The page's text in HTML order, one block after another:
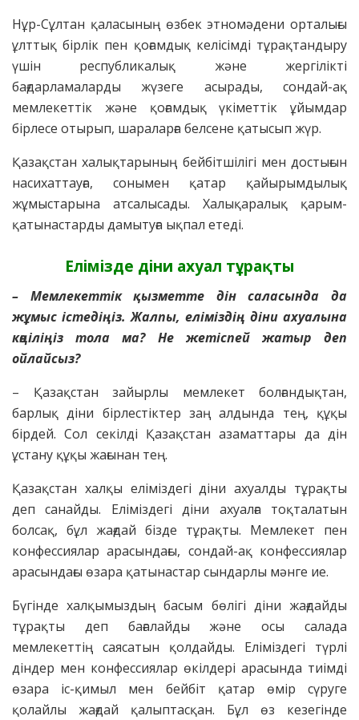
Нұр-Сұлтан қаласының өзбек этномәдени орталығы
ұлттық бірлік пен қоғамдық келісімді тұрақтандыру
үшін республикалық және жергілікті
бағдарламаларды жүзеге асырады, сондай-ақ
мемлекеттік және қоғамдық үкіметтік ұйымдар
бірлесе отырып, шараларға белсене қатысып жүр.
Қазақстан халықтарының бейбітшілігі мен достығын
насихаттауға, сонымен қатар қайырымдылық
жұмыстарына атсалысады. Халықаралық қарым-
қатынастарды дамытуға ықпал етеді.
Елімізде діни ахуал тұрақты
– Мемлекеттік қызметте дін саласында да
жұмыс істедіңіз. Жалпы, еліміздің діни ахуалына
көңіліңіз тола ма? Не жетіспей жатыр деп
ойлайсыз?
– Қазақстан зайырлы мемлекет болғандықтан,
барлық діни бірлестіктер заң алдында тең, құқы
бірдей. Сол секілді Қазақстан азаматтары да дін
ұстану құқы жағынан тең.
Қазақстан халқы еліміздегі діни ахуалды тұрақты
деп санайды. Еліміздегі діни ахуалға тоқталатын
болсақ, бұл жағдай бізде тұрақты. Мемлекет пен
конфессиялар арасындағы, сондай-ақ конфессиялар
арасындағы өзара қатынастар сындарлы мәнге ие.
Бүгінде халқымыздың басым бөлігі діни жағдайды
тұрақты деп бағалайды және осы салада
мемлекеттің саясатын қолдайды. Еліміздегі түрлі
діндер мен конфессиялар өкілдері арасында тиімді
өзара іс-қимыл мен бейбіт қатар өмір сүруге
қолайлы жағдай қалыптасқан. Бұл өз кезегінде